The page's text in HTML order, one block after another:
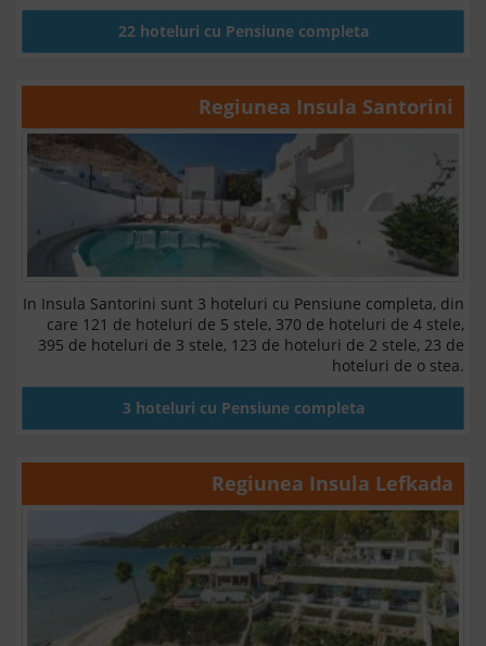
22 hoteluri cu Pensiune completa
Regiunea Insula Santorini
In Insula Santorini sunt 3 hoteluri cu Pensiune completa, din
care 121 de hoteluri de 5 stele, 370 de hoteluri de 4 stele,
395 de hoteluri de 3 stele, 123 de hoteluri de 2 stele, 23 de
hoteluri de o stea.
3 hoteluri cu Pensiune completa
Regiunea Insula Lefkada